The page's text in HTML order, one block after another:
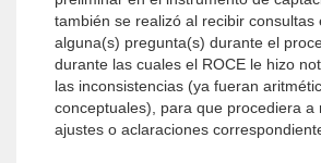
también se realizó al recibir consultas
alguna(s) pregunta(s) durante el
durante las cuales el ROCE le hizo
las inconsistencias (ya fueran
conceptuales), para que procediera a
ajustes o aclaraciones